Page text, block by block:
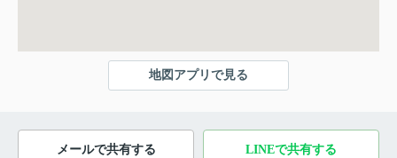
地図アプリで見る
メールで共有する LINEで共有する